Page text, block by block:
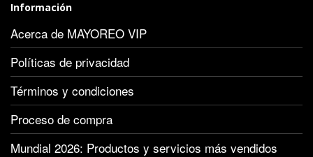
Información
Acerca de MAYOREO VIP
Políticas de privacidad
Términos y condiciones
Proceso de compra
Mundial 2026: Productos y servicios más vendidos